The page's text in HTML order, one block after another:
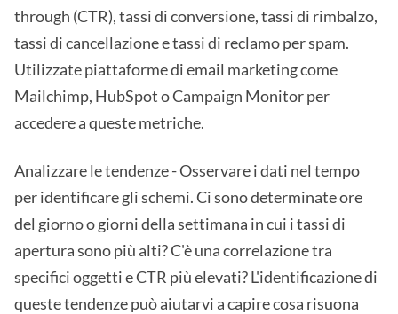
through (CTR), tassi di conversione, tassi di rimbalzo,
tassi di cancellazione e tassi di reclamo per spam.
Utilizzate piattaforme di email marketing come
Mailchimp, HubSpot o Campaign Monitor per
accedere a queste metriche.
Analizzare le tendenze - Osservare i dati nel tempo
per identificare gli schemi. Ci sono determinate ore
del giorno o giorni della settimana in cui i tassi di
apertura sono più alti? C'è una correlazione tra
specifici oggetti e CTR più elevati? L'identificazione di
queste tendenze può aiutarvi a capire cosa risuona